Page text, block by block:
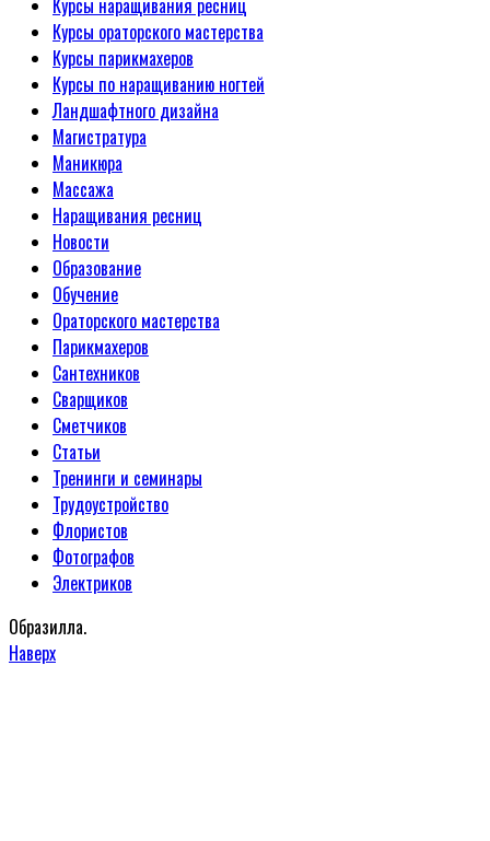
Курсы наращивания ресниц
Курсы ораторского мастерства
Курсы парикмахеров
Курсы по наращиванию ногтей
Ландшафтного дизайна
Магистратура
Маникюра
Массажа
Наращивания ресниц
Новости
Образование
Обучение
Ораторского мастерства
Парикмахеров
Сантехников
Сварщиков
Сметчиков
Статьи
Тренинги и семинары
Трудоустройство
Флористов
Фотографов
Электриков
Образилла.
Наверх